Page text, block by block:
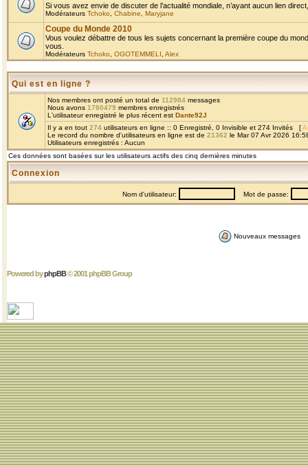
Si vous avez envie de discuter de l’actualité mondiale, n’ayant aucun lien
Modérateurs Tchoko Chabine Maryjane
Coupe du Monde 2010
Vous voulez débattre de tous les sujets concernant la première coupe du
vous.
Modérateurs Tchoko OGOTEMMELI Alex
Qui est en ligne ?
Nos membres ont posté un total de 112984 messages
Nous avons 1780479 membres enregistrés
L'utilisateur enregistré le plus récent est Dante92J
Il y a en tout 274 utilisateurs en ligne :: 0 Enregistré, 0 Invisible et 274 Invités [
Le record du nombre d'utilisateurs en ligne est de 21362 le Mar 07 Avr 2026
Utilisateurs enregistrés : Aucun
Ces données sont basées sur les utilisateurs actifs des cinq dernières minutes
Connexion
Nom d'utilisateur: Mot de passe:
Nouveaux messages
Powered byphpBB© 2001 phpBB Group